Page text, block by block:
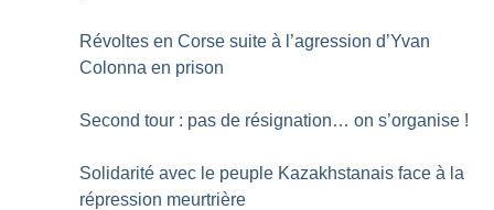
Révoltes en Corse suite à l’agression d’Yvan
Colonna en prison
Second tour : pas de résignation… on s’organise !
Solidarité avec le peuple Kazakhstanais face à la
répression meurtrière